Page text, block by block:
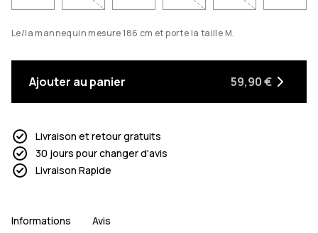
Le/la mannequin mesure 186 cm et porte la taille M.
Ajouter au panier 59,90 €
Livraison et retour gratuits
30 jours pour changer d'avis
Livraison Rapide
Informations Avis